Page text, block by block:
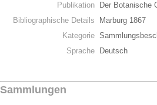
Publikation
Der Botanische
Bibliographische Details
Marburg 1867
Kategorie
Sprache
Deutsch
Sammlungen